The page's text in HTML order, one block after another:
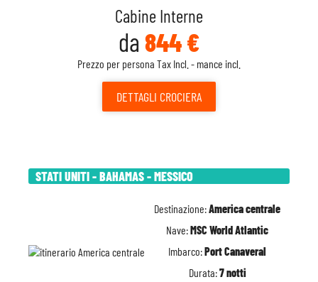
Cabine Interne
da 844 €
Prezzo per persona Tax Incl. - mance incl.
DETTAGLI CROCIERA
STATI UNITI - BAHAMAS - MESSICO
Destinazione:America centrale
Nave:MSC World Atlantic
Imbarco:Port Canaveral
Durata:7 notti